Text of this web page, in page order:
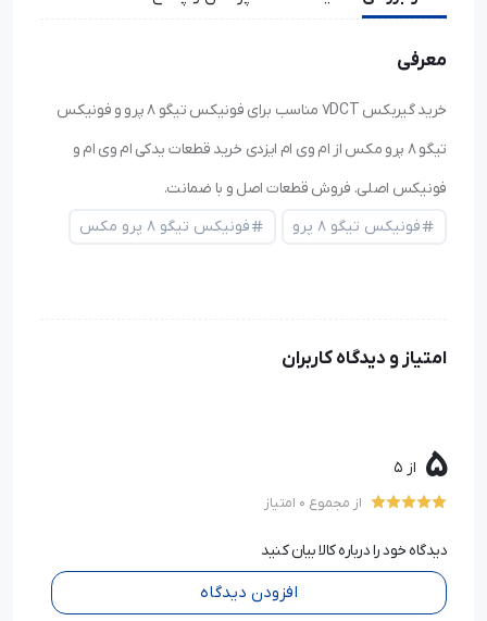
معرفی
خرید گیربکس 7DCT مناسب برای فونیکس تیگو ۸ پرو و فونیکس
تیگو ۸ پرو مکس از ام وی ام ایزدی خرید قطعات یدکی ام وی ام و
فونیکس اصلی. فروش قطعات اصل و با ضمانت.
فونیکس تیگو ۸ پرو
فونیکس تیگو ۸ پرو مکس
امتیاز و دیدگاه کاربران
5 از 5
از مجموع 0 امتیاز
دیدگاه خود را درباره کالا بیان کنید
افزودن دیدگاه